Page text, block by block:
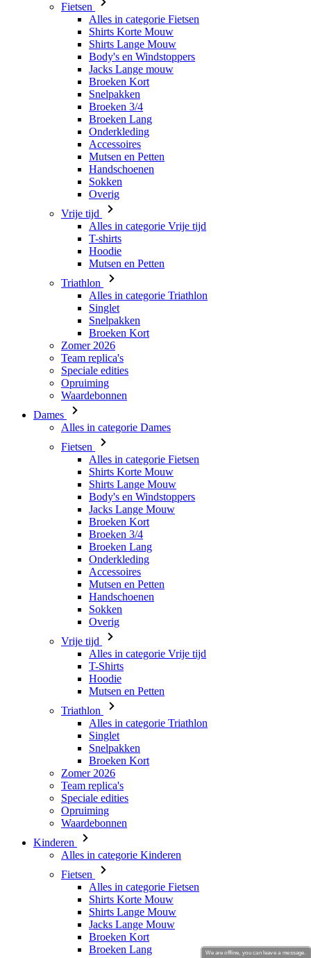
Fietsen
Alles in categorie Fietsen
Shirts Korte Mouw
Shirts Lange Mouw
Body's en Windstoppers
Jacks Lange mouw
Broeken Kort
Snelpakken
Broeken 3/4
Broeken Lang
Onderkleding
Accessoires
Mutsen en Petten
Handschoenen
Sokken
Overig
Vrije tijd
Alles in categorie Vrije tijd
T-shirts
Hoodie
Mutsen en Petten
Triathlon
Alles in categorie Triathlon
Singlet
Snelpakken
Broeken Kort
Zomer 2026
Team replica's
Speciale edities
Opruiming
Waardebonnen
Dames
Alles in categorie Dames
Fietsen
Alles in categorie Fietsen
Shirts Korte Mouw
Shirts Lange Mouw
Body's en Windstoppers
Jacks Lange Mouw
Broeken Kort
Broeken 3/4
Broeken Lang
Onderkleding
Accessoires
Mutsen en Petten
Handschoenen
Sokken
Overig
Vrije tijd
Alles in categorie Vrije tijd
T-Shirts
Hoodie
Mutsen en Petten
Triathlon
Alles in categorie Triathlon
Singlet
Snelpakken
Broeken Kort
Zomer 2026
Team replica's
Speciale edities
Opruiming
Waardebonnen
Kinderen
Alles in categorie Kinderen
Fietsen
Alles in categorie Fietsen
Shirts Korte Mouw
Shirts Lange Mouw
Jacks Lange Mouw
Broeken Kort
Broeken Lang
We are offline, you can leave a message.